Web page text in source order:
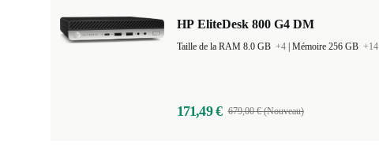
HP EliteDesk 800 G4 DM
Taille de la RAM 8.0 GB +4 Mémoire 256 GB +14
171,49 € 679,00 € (Nouveau)